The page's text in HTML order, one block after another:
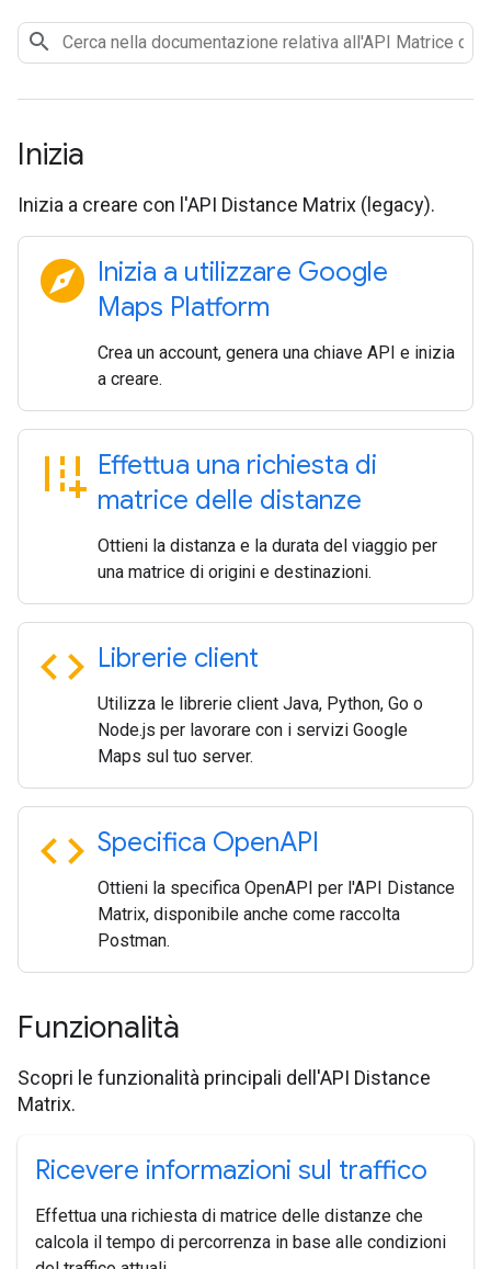
Inizia
Inizia a creare con l'API Distance Matrix (legacy).
explore Inizia a utilizzare Google
Maps Platform
Crea un account, genera una chiave API e inizia
a creare.
add_road Effettua una richiesta di
matrice delle distanze
Ottieni la distanza e la durata del viaggio per
una matrice di origini e destinazioni.
code Librerie client
Utilizza le librerie client Java, Python, Go o
Node.js per lavorare con i servizi Google
Maps sul tuo server.
code Specifica OpenAPI
Ottieni la specifica OpenAPI per l'API Distance
Matrix, disponibile anche come raccolta
Postman.
Funzionalità
Scopri le funzionalità principali dell'API Distance
Matrix.
Ricevere informazioni sul traffico
Effettua una richiesta di matrice delle distanze che
calcola il tempo di percorrenza in base alle condizioni